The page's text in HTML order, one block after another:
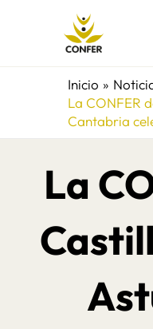
Inicio
La CONFER
Cantabria
La